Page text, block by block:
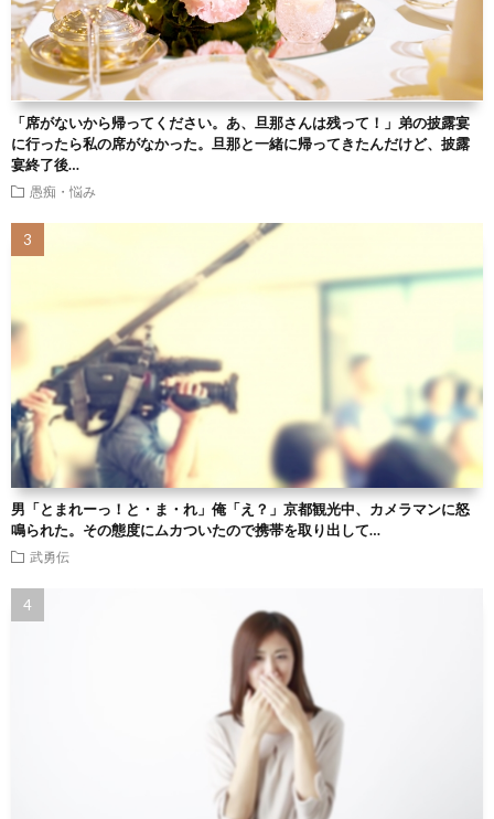
「席がないから帰ってください。あ、旦那さんは残って！」弟の披露宴
に行ったら私の席がなかった。旦那と一緒に帰ってきたんだけど、披露
宴終了後…
愚痴・悩み
男「とまれーっ！と・ま・れ」俺「え？」京都観光中、カメラマンに怒
鳴られた。その態度にムカついたので携帯を取り出して…
武勇伝